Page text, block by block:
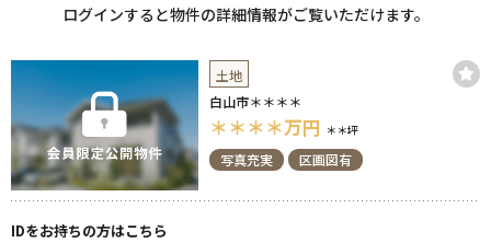
ログインすると物件の詳細情報がご覧いただけます。
土地
白山市＊＊＊＊
＊＊＊＊万円 ＊＊坪
写真充実 区画図有
IDをお持ちの方はこちら